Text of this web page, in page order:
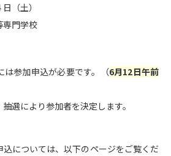
（土）
門学校
は参加申込が必要です。（6月12日午前
選により参加者を決定します。
については、以下のページをご覧くだ